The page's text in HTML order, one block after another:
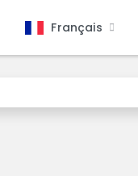
Français